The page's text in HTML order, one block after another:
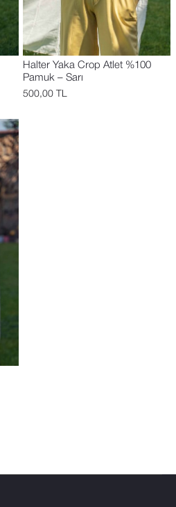
Halter Yaka Crop Atlet %100
Pamuk – Sarı
500,00 TL